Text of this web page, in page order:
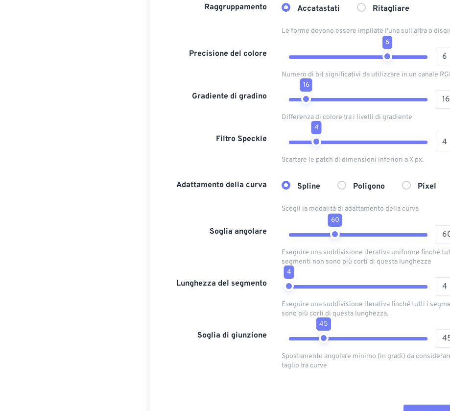
Raggruppamento Accatastati Ritagliare
Le forme devono essere impilate l'una sull'altra o
Precisione del colore
6
Numero di bit significativi da utilizzare in un canale
Gradiente di gradino
16
Differenza di colore tra i livelli di gradiente
Filtro Speckle
4
Scartare le patch di dimensioni inferiori a X px.
Adattamento della curva Spline Poligono Pixel
Scegli la modalità di adattamento della curva
Soglia angolare
60
Eseguire una suddivisione iterativa uniforme finché
segmenti non sono più corti di questa lunghezza
Lunghezza del segmento
4
Eseguire una suddivisione iterativa finché tutti i
sono più corti di questa lunghezza.
Soglia di giunzione
45
Spostamento angolare minimo (in gradi) da
taglio tra curve